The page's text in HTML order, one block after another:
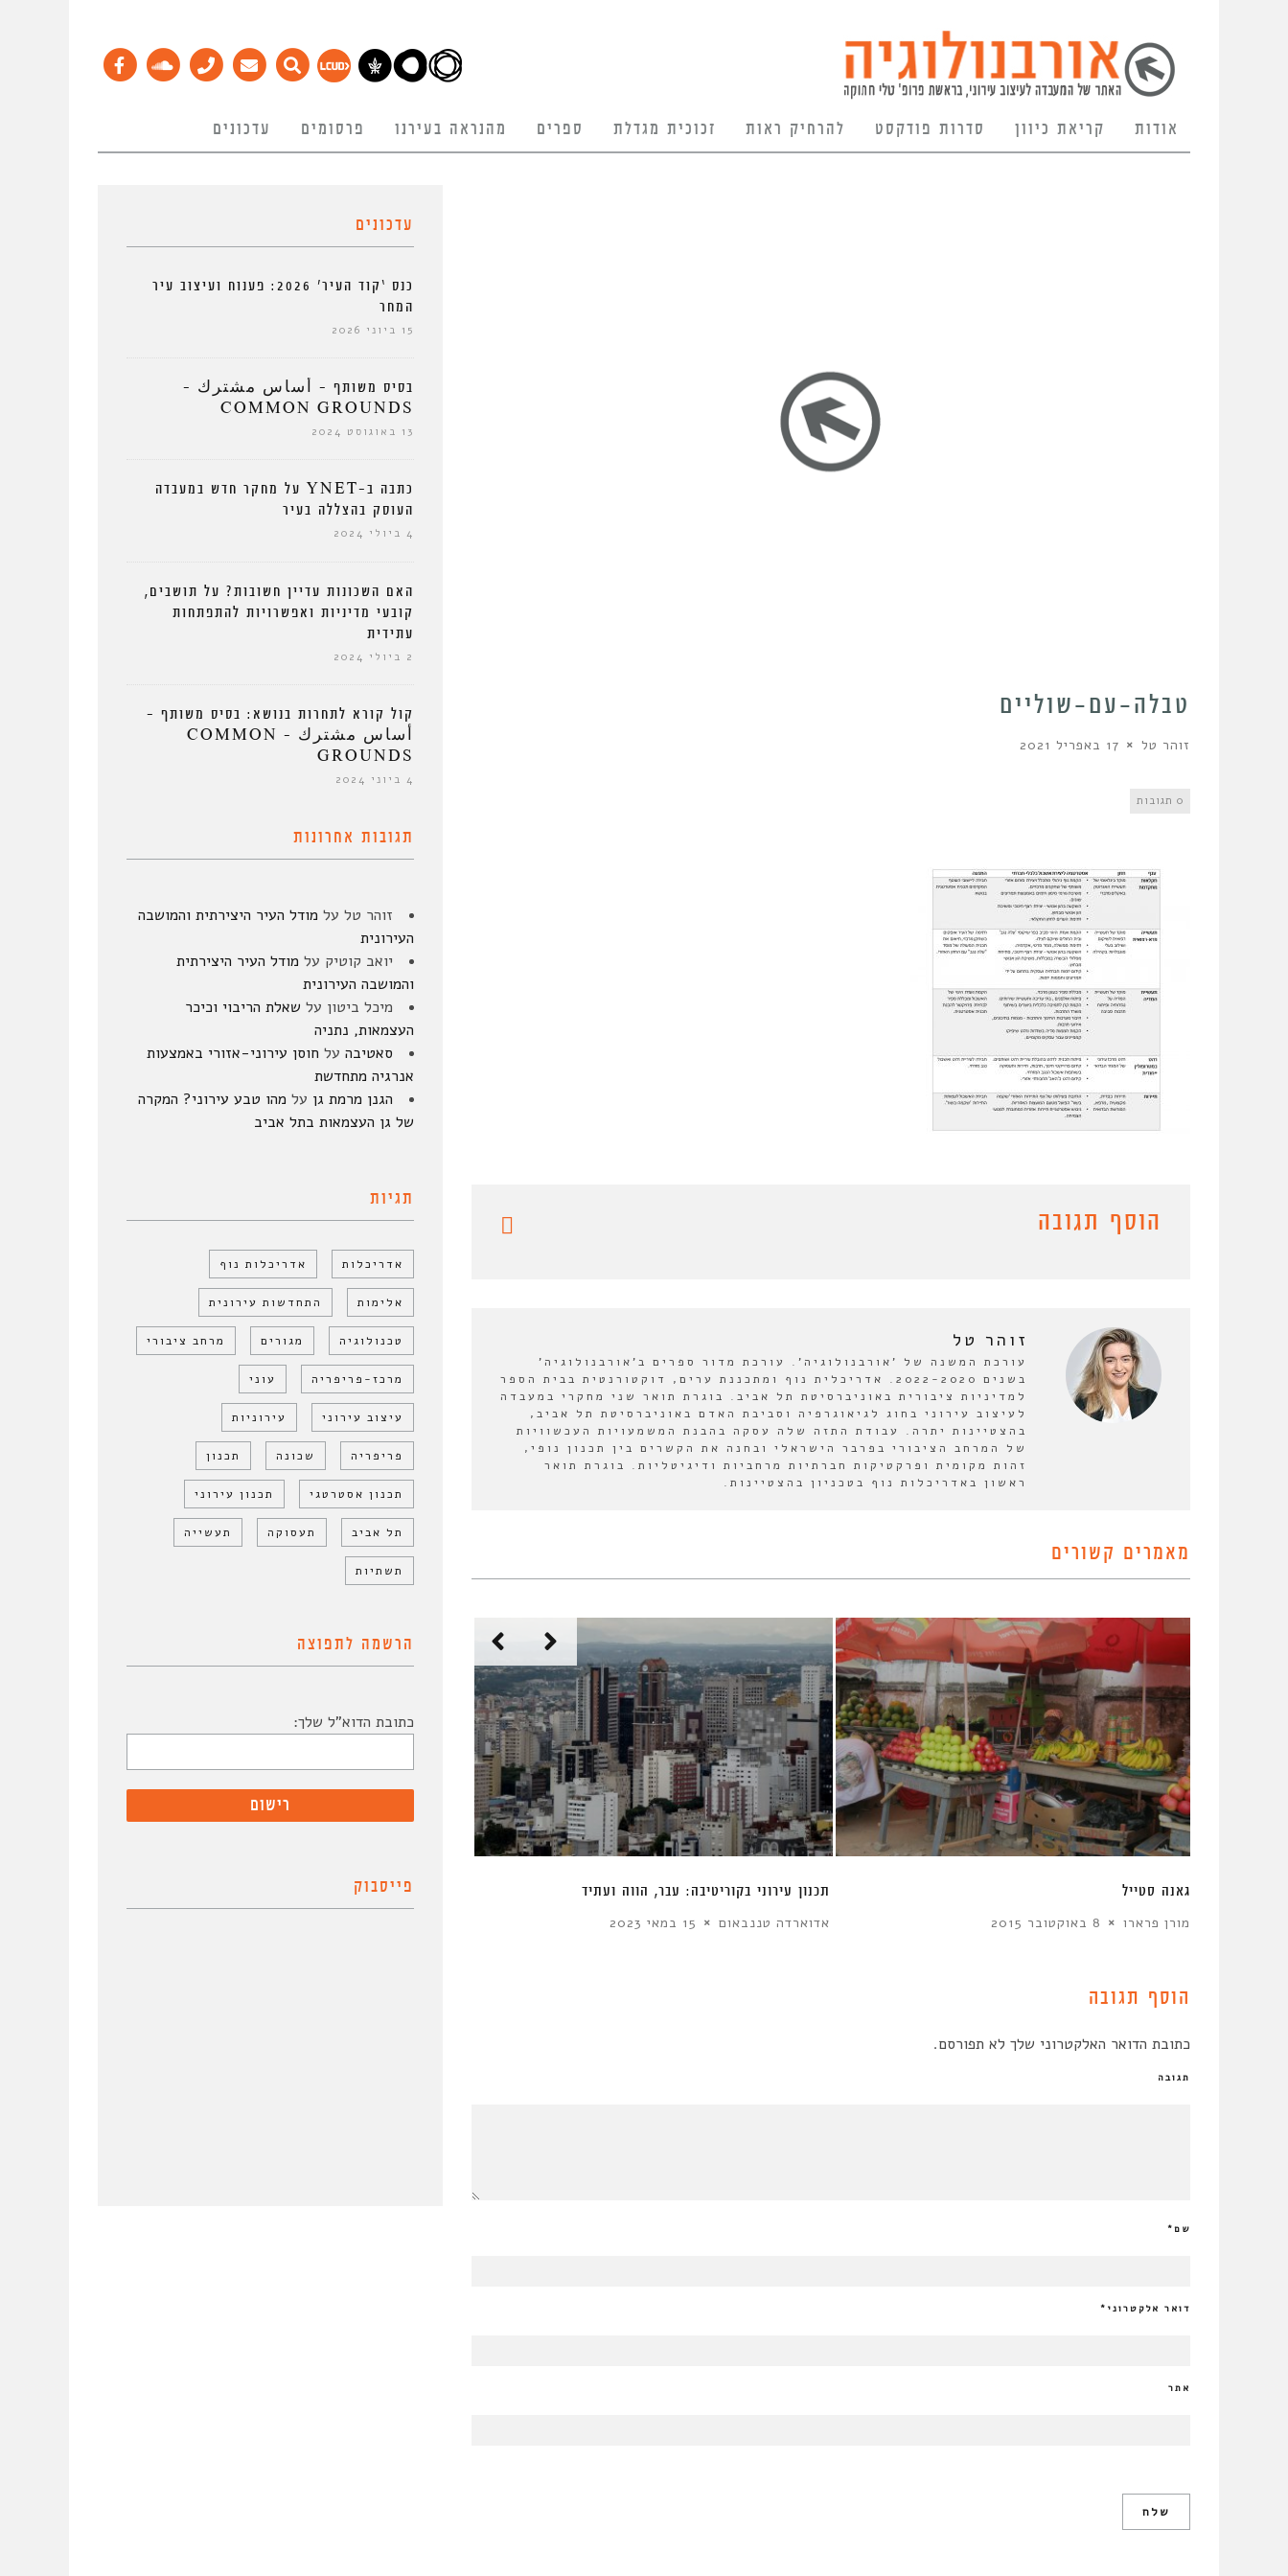
אודות קריאת כיוון סדרות פודקסט להרחיק ראות זכוכית מגדלת ספרים מהנראה בעירנו פרסומים עדכונים
טבלה-עם-שוליים
זוהר טל 17 באפריל 2021
0 תגובות
הוסף תגובה
זוהר טל
עורכת המשנה של 'אורבנולוגיה'. עורכת מדור ספרים ב'אורבנולוגיה'
בשנים 2022-2020. אדריכלית נוף ומתכננת ערים, דוקטורנטית בבית הספר
למדיניות ציבורית באוניברסיטת תל אביב. בוגרת תואר שני מחקרי במעבדה
לעיצוב עירוני בחוג לגיאוגרפיה וסביבת האדם באוניברסיטת תל אביב,
בהצטיינות יתרה. עבודת התזה שלה עסקה בהבנת המשמעויות העכשוויות
של המרחב הציבורי בפרבר הישראלי ובחנה את הקשרים בין תכנון נופי,
זהות מקומית ופרקטיקות חברתיות מרחביות ודיגיטליות. בוגרת תואר
ראשון באדריכלות נוף בטכניון בהצטיינות.
מאמרים קשורים
תכנון עירוני בקוריטיבה: עבר, הווה ועתיד
אדוארדה טננבאום 15 במאי 2023
גאנה סטייל
מורן פרארו 8 באוקטובר 2015
הוסף תגובה
כתובת הדואר האלקטרוני שלך לא תפורסם.
תגובה
שם*
דואר אלקטרוני *
אתר
עדכונים
כנס ‘קוד העיר’ 2026: פענוח ועיצוב עיר
המחר
15 ביוני 2026
בסיס משותף – أساس مشترك –
COMMON GROUNDS
13 באוגוסט 2024
כתבה ב-YNET על מחקר חדש במעבדה
העוסק בהצללה בעיר
4 ביולי 2024
האם השכונות עדיין חשובות? על תושבים,
קובעי מדיניות ואפשרויות להתפתחות
עתידית
2 ביולי 2024
קול קורא לתחרות בנושא: בסיס משותף –
أساس مشترك – COMMON
GROUNDS
4 ביוני 2024
תגובות אחרונות
זוהר טל על מודל העיר היצירתית והמושבה
העירונית
יואב קוטיק על מודל העיר היצירתית
והמושבה העירונית
מיכל ביטון על שאלת הריבוי וכיכר
העצמאות, נתניה
סאטיבה על חוסן עירוני-אזורי באמצעות
אנרגיה מתחדשת
הגנן מרמת גן על מהו טבע עירוני? המקרה
של גן העצמאות בתל אביב
תגיות
אדריכלות אדריכלות נוף
אלימות התחדשות עירונית
טכנולוגיה מגורים מרחב ציבורי
מרכז-פריפריה עוני
עיצוב עירוני עירוניות
פריפריה שכונה תכנון
תכנון אסטרטגי תכנון עירוני
תל אביב תעסוקה תעשייה
תשתיות
הרשמה לתפוצה
כתובת הדוא"ל שלך:
פייסבוק